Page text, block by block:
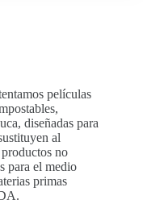
películas
diseñadas para
al
no
para el medio
primas